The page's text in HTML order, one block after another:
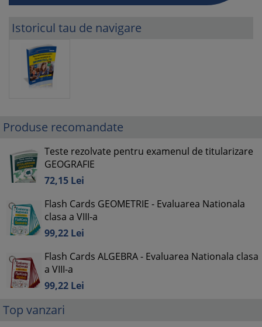
Istoricul tau de navigare
Produse recomandate
Teste rezolvate pentru examenul de titularizare
GEOGRAFIE
72,15 Lei
Flash Cards GEOMETRIE - Evaluarea Nationala
clasa a VIII-a
99,22 Lei
Flash Cards ALGEBRA - Evaluarea Nationala clasa
a VIII-a
99,22 Lei
Top vanzari